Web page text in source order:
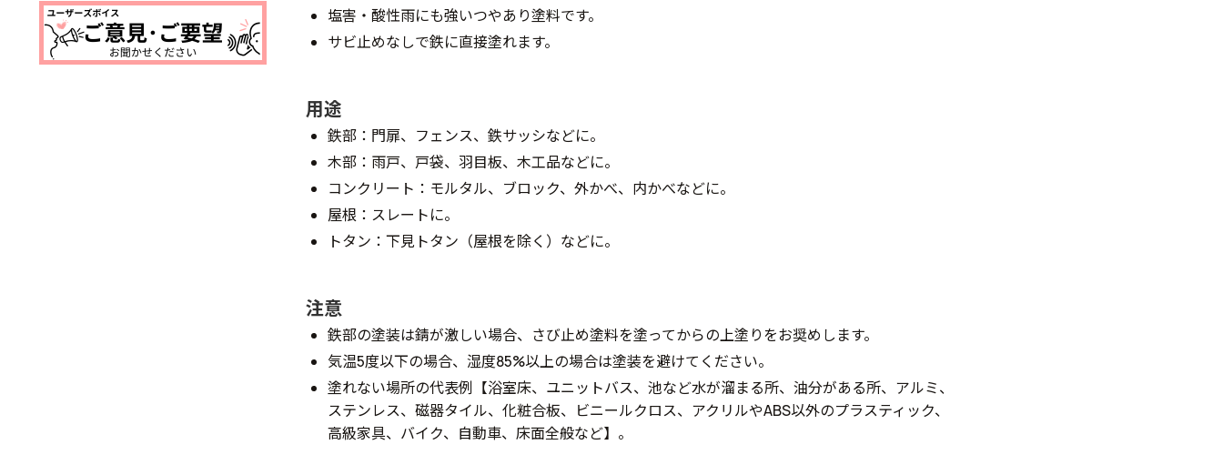
塩害・酸性雨にも強いつやあり塗料です。
サビ止めなしで鉄に直接塗れます。
用途
鉄部：門扉、フェンス、鉄サッシなどに。
木部：雨戸、戸袋、羽目板、木工品などに。
コンクリート：モルタル、ブロック、外かべ、内かべなどに。
屋根：スレートに。
トタン：下見トタン（屋根を除く）などに。
注意
鉄部の塗装は錆が激しい場合、さび止め塗料を塗ってからの上塗りをお奨めします。
気温5度以下の場合、湿度85%以上の場合は塗装を避けてください。
塗れない場所の代表例【浴室床、ユニットバス、池など水が溜まる所、油分がある所、アルミ、
ステンレス、磁器タイル、化粧合板、ビニールクロス、アクリルやABS以外のプラスティック、
高級家具、バイク、自動車、床面全般など】。